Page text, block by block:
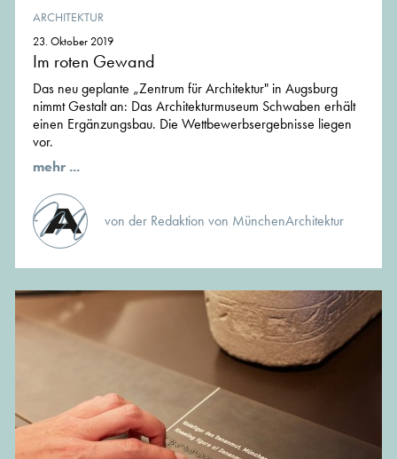
ARCHITEKTUR
23. Oktober 2019
Im roten Gewand
Das neu geplante „Zentrum für Architektur" in Augsburg
nimmt Gestalt an: Das Architekturmuseum Schwaben erhält
einen Ergänzungsbau. Die Wettbewerbsergebnisse liegen
vor.
mehr ...
von der Redaktion von MünchenArchitektur